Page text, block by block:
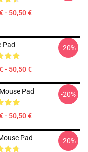
- 50,50 €
Pad
- 50,50 €
-20%
Pad
- 50,50 €
-20%
Pad -20%